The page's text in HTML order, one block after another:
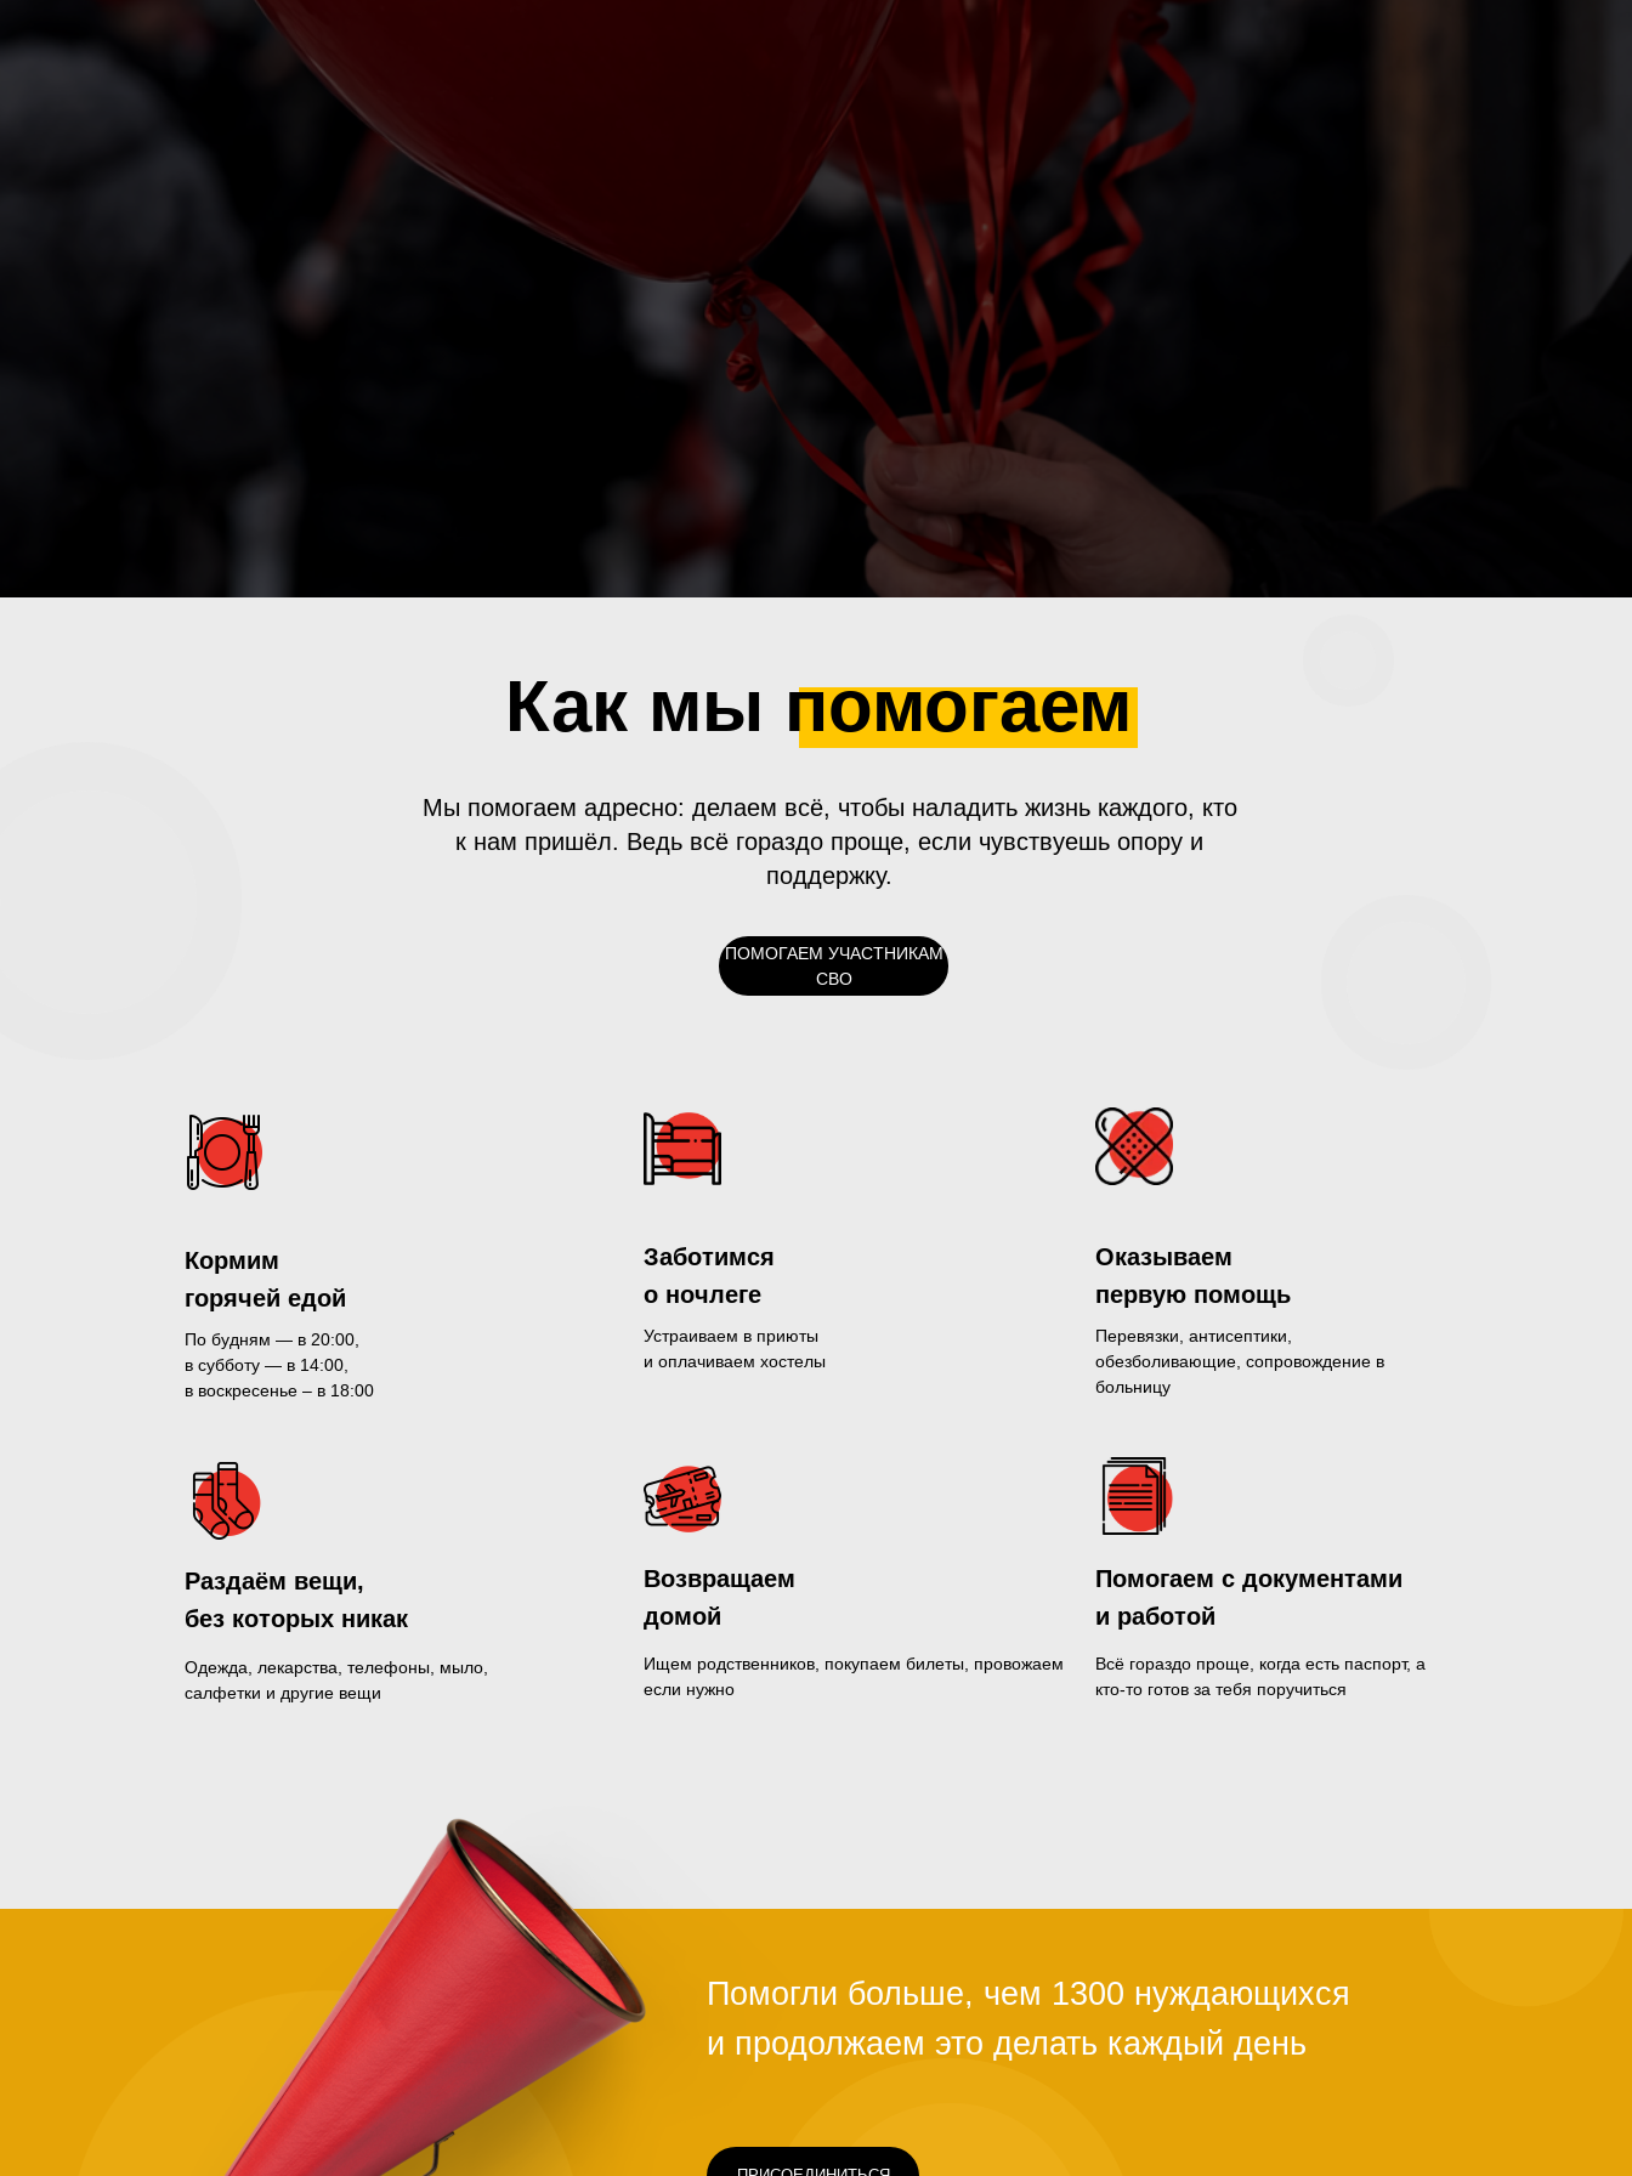
Как мы помогаем
ПОМОГАЕМ УЧАСТНИКАМ
СВО
Мы помогаем адресно: делаем всё, чтобы наладить жизнь каждого, кто
к нам пришёл. Ведь всё гораздо проще, если чувствуешь опору и
поддержку.
По будням — в 20:00,
в субботу — в 14:00,
в воскресенье – в 18:00
Устраиваем в приюты
и оплачиваем хостелы
Перевязки, антисептики,
обезболивающие, сопровождение в
больницу
Кормим
горячей едой
Заботимся
о ночлеге
Оказываем
первую помощь
Одежда, лекарства, телефоны, мыло,
салфетки и другие вещи
Ищем родственников, покупаем билеты, провожаем
если нужно
Всё гораздо проще, когда есть паспорт, а
кто-то готов за тебя поручиться
Раздаём вещи,
без которых никак
Возвращаем
домой
Помогаем с документами
и работой
и продолжаем это делать каждый день
Зачем
помогать
нуждающимся
здоровья или вовремя не дали нужной поддержки.
проще сдаться, чем бороться и идти дальше. Как